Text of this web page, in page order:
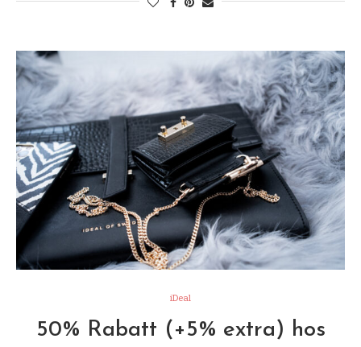
iDeal
50% Rabatt (+5% extra) hos